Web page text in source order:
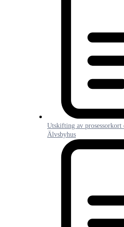
Utskifting av prosessorkort
Älvsbyhus